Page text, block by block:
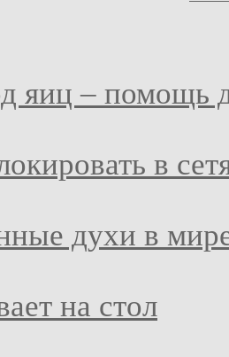
яиц – помощь
в
духи в
на стол